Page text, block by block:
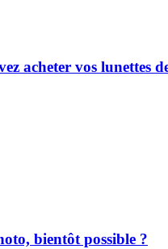
acheter vos lunettes
bientôt possible ?